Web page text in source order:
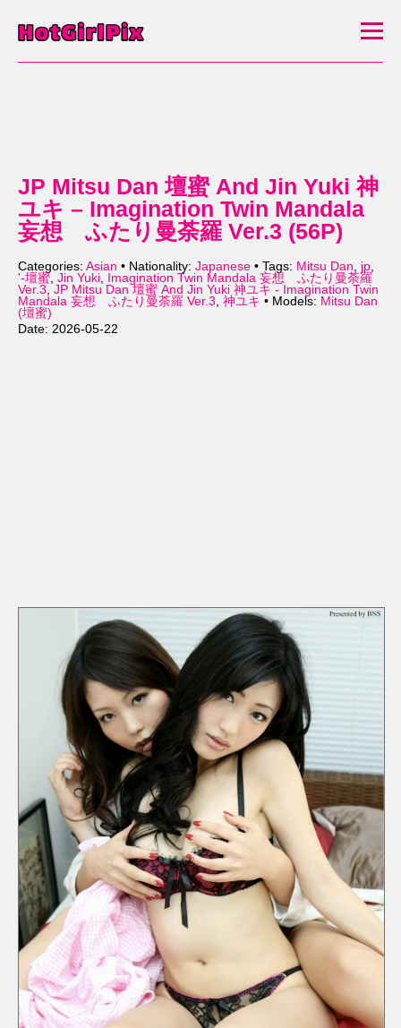
JP Mitsu Dan 壇蜜 And Jin Yuki 神
ユキ – Imagination Twin Mandala
妄想 ふたり曼荼羅 Ver.3 (56P)
Categories: Asian • Nationality: Japanese • Tags: Mitsu Dan, jp,
'-壇蜜, Jin Yuki,
Imagination Twin Mandala 妄想 ふたり曼荼羅
Ver.3, JP Mitsu Dan 壇蜜 And Jin Yuki 神ユキ - Imagination Twin
Mandala 妄想 ふたり曼荼羅 Ver.3, 神ユキ • Models: Mitsu Dan
(壇蜜)
Date: 2026-05-22